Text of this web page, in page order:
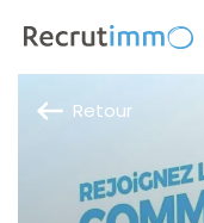
Retour